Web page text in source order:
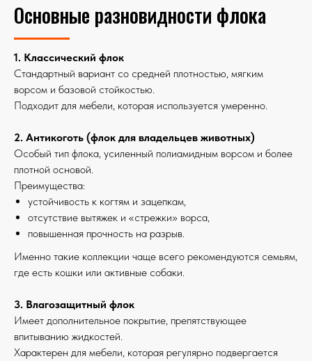
Основные разновидности флока
1. Классический флок
Стандартный вариант со средней плотностью, мягким
ворсом и базовой стойкостью.
Подходит для мебели, которая используется умеренно.
2. Антикоготь (флок для владельцев животных)
Особый тип флока, усиленный полиамидным ворсом и более
плотной основой.
Преимущества:
устойчивость к когтям и зацепкам,
отсутствие вытяжек и «стрежки» ворса,
повышенная прочность на разрыв.
Именно такие коллекции чаще всего рекомендуются семьям,
где есть кошки или активные собаки.
3. Влагозащитный флок
Имеет дополнительное покрытие, препятствующее
впитыванию жидкостей.
Характерен для мебели, которая регулярно подвергается
Политика конфиденциальности
Ремонт
мебели
дерева
мебели
Производство
Команда
Прайс-лист
Портфолио
Ткани
Показать на карте